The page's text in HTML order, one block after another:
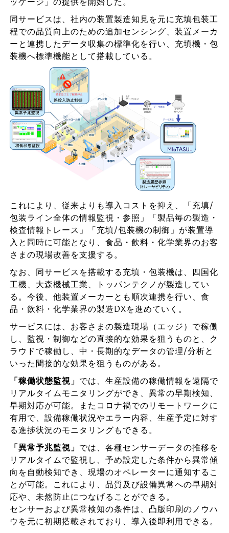
同サービスは、社内の装置製造知見を元に充填包装工
程での品質向上のための追加センシング、装置メーカ
ーと連携したデータ収集の標準化を行い、充填機・包
装機へ標準機能として搭載している。
これにより、従来よりも導入コストを抑え、「充填/
包装ライン全体の情報監視・参照」「製品毎の製造・
検査情報トレース」「充填/包装機の制御」が装置導
入と同時に可能となり、食品・飲料・化学業界のお客
さまの現場改善を支援する。
なお、同サービスを搭載する充填・包装機は、四国化
工機、大森機械工業、トッパンテクノが製造してい
る。今後、他装置メーカーとも順次連携を行い、食
品・飲料・化学業界の製造DXを進めていく。
サービスには、お客さまの製造現場（エッジ）で稼働
し、監視・制御などの直接的な効果を狙うものと、ク
ラウドで稼働し、中・長期的なデータの管理/分析と
いった間接的な効果を狙うものがある。
「稼働状態監視」 では、生産設備の稼働情報を遠隔で
リアルタイムモニタリングができ、異常の早期検知、
早期対応が可能。またコロナ禍でのリモートワークに
有用で、設備稼働状況やエラー内容、生産予定に対す
る進捗状況のモニタリングもできる。
「異常予兆監視」 では、各種センサーデータの推移を
リアルタイムで監視し、予め設定した条件から異常傾
向を自動検知でき、現場のオペレーターに通知するこ
とが可能。これにより、品質及び設備異常への早期対
応や、未然防止につなげることができる。
センサーおよび異常検知の条件は、凸版印刷のノウハ
ウを元に初期搭載されており、導入後即利用できる。